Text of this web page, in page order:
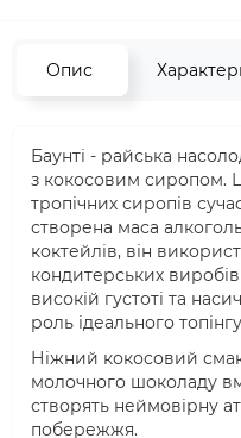
Опис
Баунті - райська
з кокосовим сиропом.
тропічних сиропів
створена маса
коктейлів, він
кондитерських
високій густоті та
роль ідеального
Ніжний кокосовий
молочного шоколаду
створять неймовірну
побережжя.